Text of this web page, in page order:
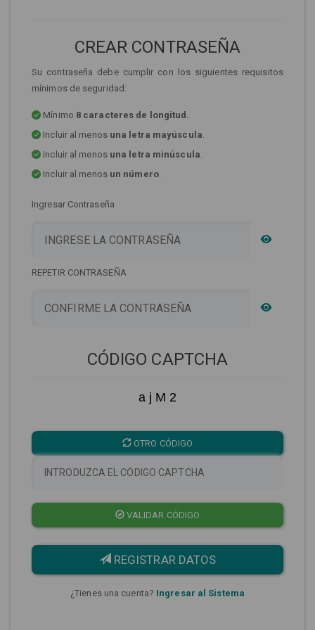
CREAR CONTRASEÑA
Su contraseña debe cumplir con los siguientes requisitos
mínimos de seguridad:
Mínimo 8 caracteres de longitud.
Incluir al menos una letra mayúscula.
Incluir al menos una letra minúscula.
Incluir al menos un número.
Ingresar Contraseña
REPETIR CONTRASEÑA
CÓDIGO CAPTCHA
a j M 2
OTRO CÓDIGO
VALIDAR CÓDIGO
REGISTRAR DATOS
¿Tienes una cuenta? Ingresar al Sistema